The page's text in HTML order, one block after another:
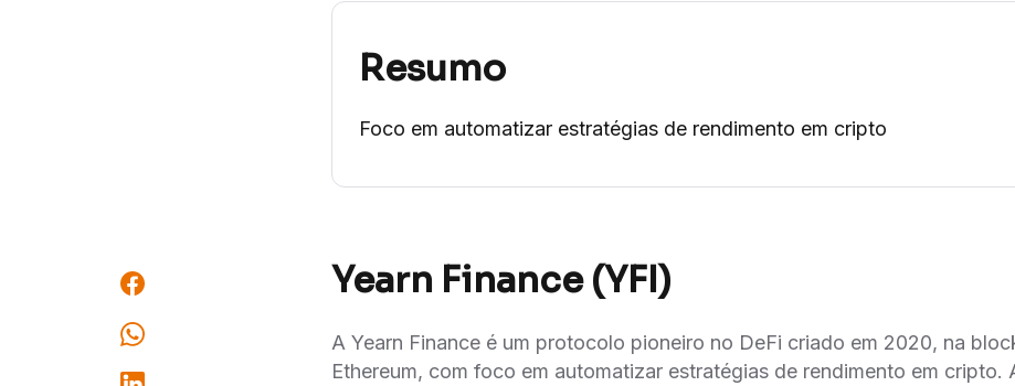
Resumo
Foco em automatizar estratégias de rendimento em cripto
Yearn Finance (YFI)
A Yearn Finance é um protocolo pioneiro no DeFi criado em 2020, na
Ethereum, com foco em automatizar estratégias de rendimento em cripto.